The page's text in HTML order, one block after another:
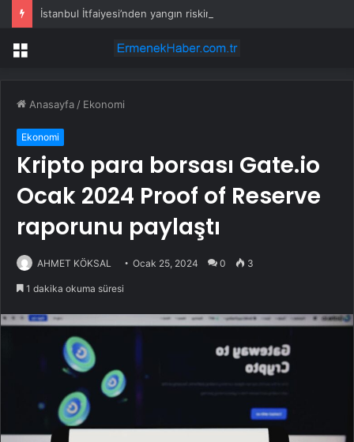
İstanbul İtfaiyesi’nden yangın riskine karşı videolu uyarı
Menü
Anasayfa / Ekonomi
Ekonomi
Kripto para borsası Gate.io
Ocak 2024 Proof of Reserve
raporunu paylaştı
AHMET KÖKSAL Ocak 25, 2024 0 3
1 dakika okuma süresi